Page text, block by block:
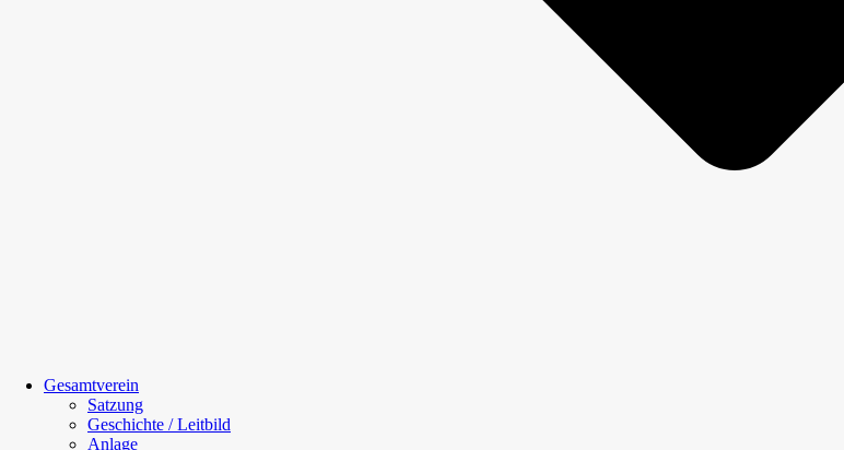
Gesamtverein
Satzung
Geschichte / Leitbild
Anlage